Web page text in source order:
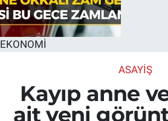
EKONOMİ
ASAYIŞ
Kayıp anne
ait yeni